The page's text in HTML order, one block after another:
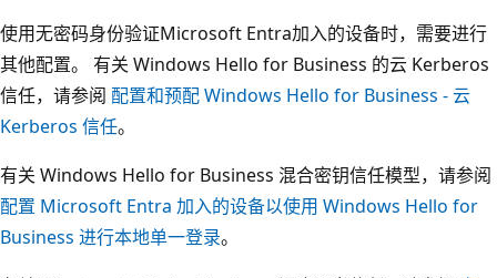
使用无密码身份验证Microsoft Entra加入的设备时，需要进行
其他配置。 有关 Windows Hello for Business 的云 Kerberos
信任，请参阅 配置和预配 Windows Hello for Business - 云
Kerberos 信任。
有关 Windows Hello for Business 混合密钥信任模型，请参阅
配置 Microsoft Entra 加入的设备以使用 Windows Hello for
Business 进行本地单一登录。